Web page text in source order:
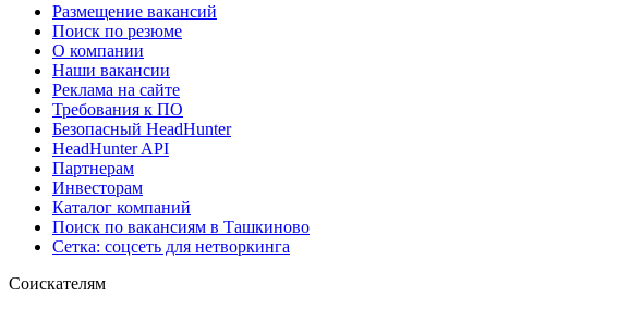
Размещение вакансий
Поиск по резюме
О компании
Наши вакансии
Реклама на сайте
Требования к ПО
Безопасный HeadHunter
HeadHunter API
Партнерам
Инвесторам
Каталог компаний
Поиск по вакансиям в Ташкиново
Сетка: соцсеть для нетворкинга
Соискателям